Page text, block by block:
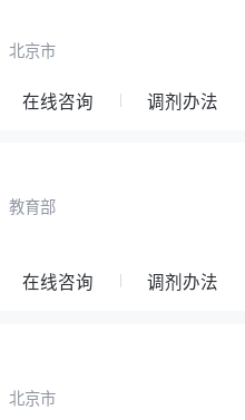
北京市
在线咨询 调剂办法
教育部
在线咨询 调剂办法
北京市